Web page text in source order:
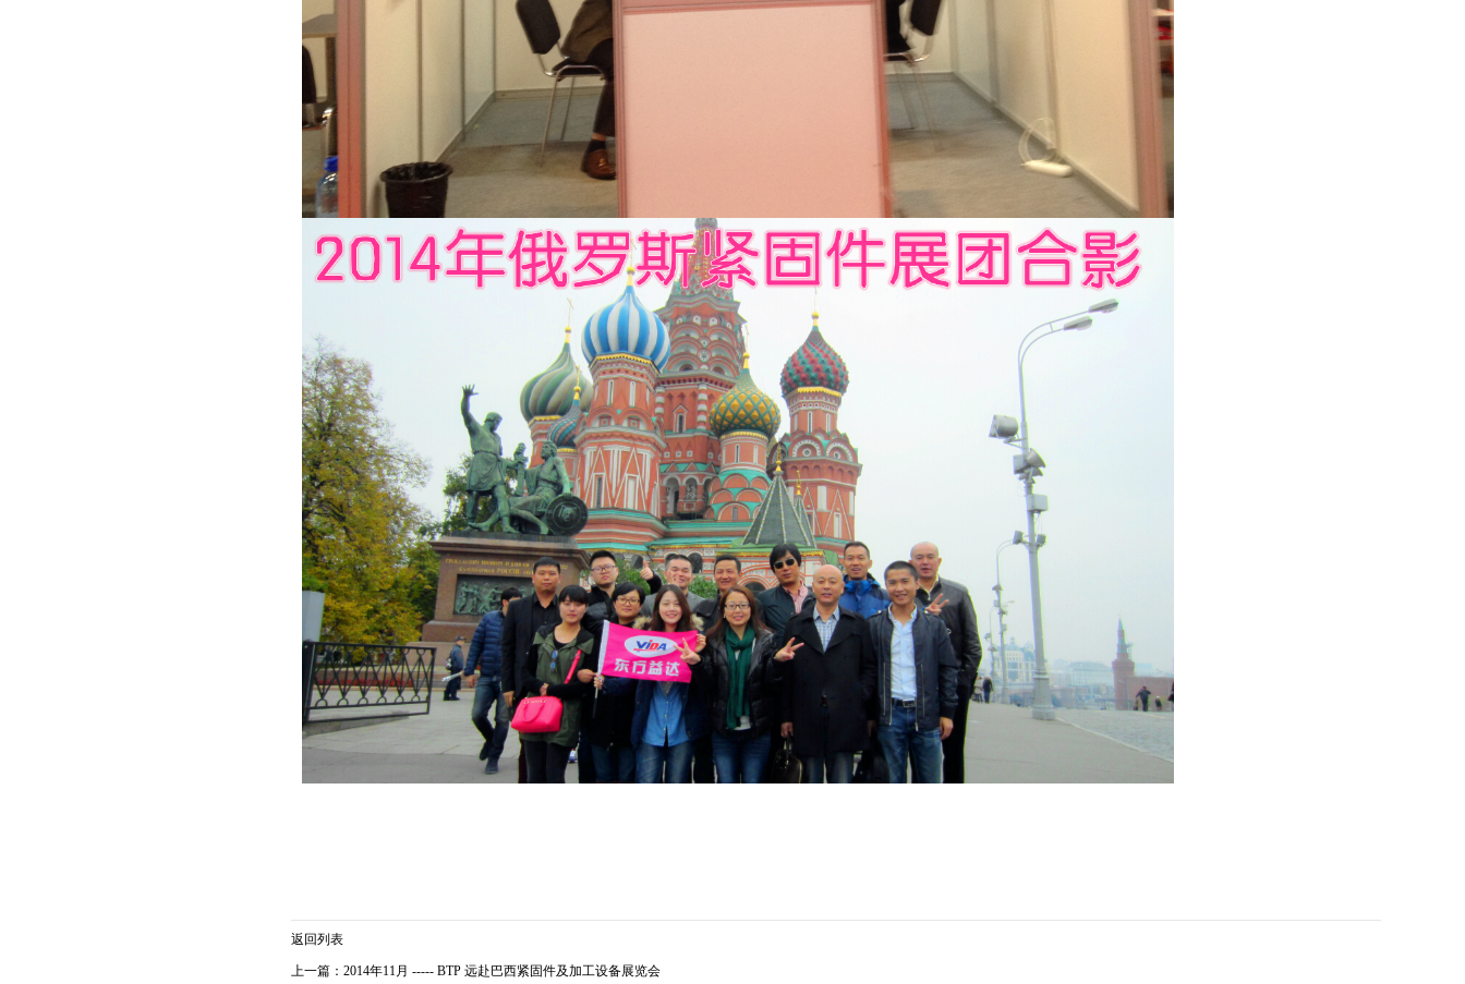
返回列表
上一篇：2014年11月 ----- BTP 远赴巴西紧固件及加工设备展览会